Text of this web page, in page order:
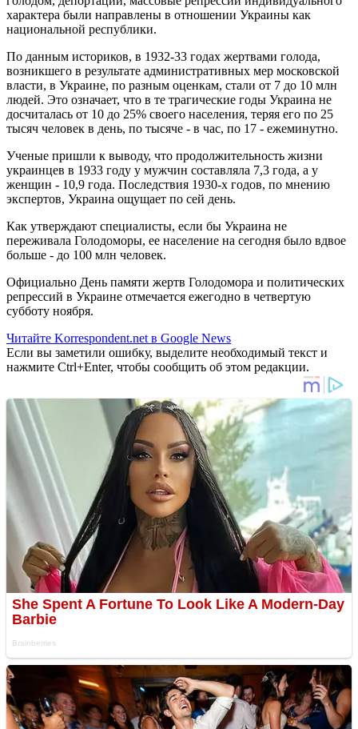
характера были направлены в отношении Украины как
национальной республики.
По данным историков, в 1932-33 годах жертвами голода,
возникшего в результате административных мер московской
власти, в Украине, по разным оценкам, стали от 7 до 10 млн
людей. Это означает, что в те трагические годы Украина не
досчиталась от 10 до 25% своего населения, теряя его по 25
тысяч человек в день, по тысяче - в час, по 17 - ежеминутно.
Ученые пришли к выводу, что продолжительность жизни
украинцев в 1933 году у мужчин составляла 7,3 года, а у
женщин - 10,9 года. Последствия 1930-х годов, по мнению
экспертов, Украина ощущает по сей день.
Как утверждают специалисты, если бы Украина не
переживала Голодоморы, ее население на сегодня было вдвое
больше - до 100 млн человек.
Официально День памяти жертв Голодомора и политических
репрессий в Украине отмечается ежегодно в четвертую
субботу ноября.
Читайте Korrespondent.net в Google News
Если вы заметили ошибку, выделите необходимый текст и
нажмите Ctrl+Enter, чтобы сообщить об этом редакции.